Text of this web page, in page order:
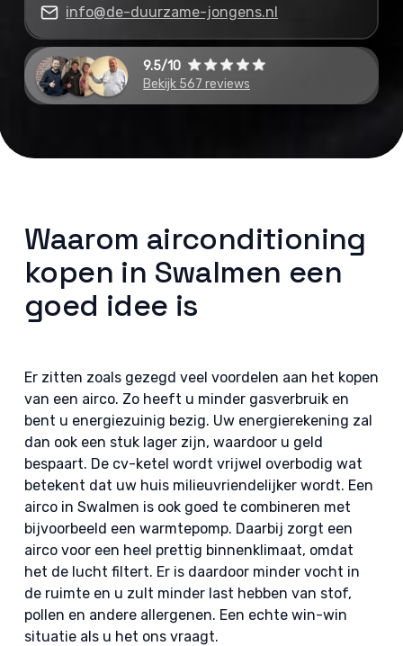
info@de-duurzame-jongens.nl
9.5/10
Bekijk 567 reviews
Waarom airconditioning
kopen in Swalmen een
goed idee is
Er zitten zoals gezegd veel voordelen aan het kopen
van een airco. Zo heeft u minder gasverbruik en
bent u energiezuinig bezig. Uw energierekening zal
dan ook een stuk lager zijn, waardoor u geld
bespaart. De cv-ketel wordt vrijwel overbodig wat
betekent dat uw huis milieuvriendelijker wordt. Een
airco in Swalmen is ook goed te combineren met
bijvoorbeeld een warmtepomp. Daarbij zorgt een
airco voor een heel prettig binnenklimaat, omdat
het de lucht filtert. Er is daardoor minder vocht in
de ruimte en u zult minder last hebben van stof,
pollen en andere allergenen. Een echte win-win
situatie als u het ons vraagt.